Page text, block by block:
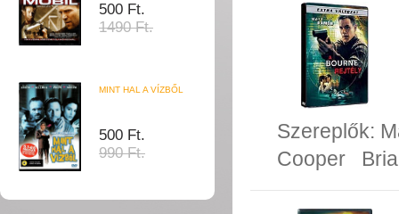
500 Ft.
1490 Ft.
MINT HAL A VÍZBŐL
500 Ft.
990 Ft.
Szereplők:
Cooper